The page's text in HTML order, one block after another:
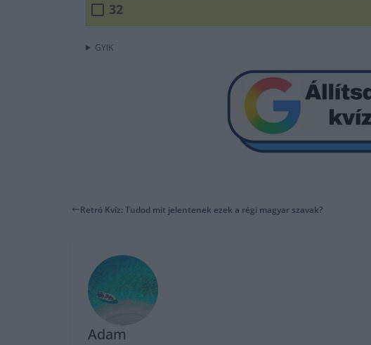
32
GYIK
Retró Kvíz: Tudod mit jelentenek ezek a régi magyar szavak?
Adam